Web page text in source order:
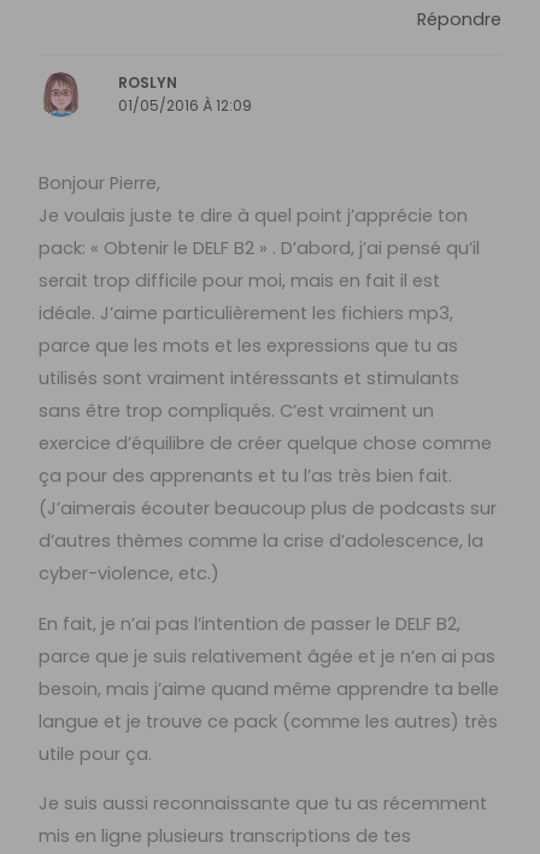
Répondre
ROSLYN
01/05/2016 À 12:09
Bonjour Pierre,
Je voulais juste te dire à quel point j’apprécie ton
pack: « Obtenir le DELF B2 » . D’abord, j’ai pensé qu’il
serait trop difficile pour moi, mais en fait il est
idéale. J’aime particulièrement les fichiers mp3,
parce que les mots et les expressions que tu as
utilisés sont vraiment intéressants et stimulants
sans être trop compliqués. C’est vraiment un
exercice d’équilibre de créer quelque chose comme
ça pour des apprenants et tu l’as très bien fait.
(J’aimerais écouter beaucoup plus de podcasts sur
d’autres thèmes comme la crise d’adolescence, la
cyber-violence, etc.)
En fait, je n’ai pas l’intention de passer le DELF B2,
parce que je suis relativement âgée et je n’en ai pas
besoin, mais j’aime quand même apprendre ta belle
langue et je trouve ce pack (comme les autres) très
utile pour ça.
Je suis aussi reconnaissante que tu as récemment
mis en ligne plusieurs transcriptions de tes